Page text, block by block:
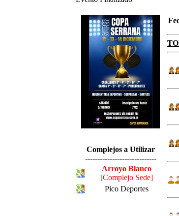
Complejos a Utilizar
-----------------------------
Arroyo Blanco
[Complejo Sede]
Pico Deportes